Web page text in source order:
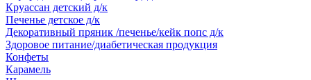
Круассан детский д/к
Печенье детское д/к
Декоративный пряник /печенье/кейк попс д/к
Здоровое питание/диабетическая продукция
Конфеты
Карамель